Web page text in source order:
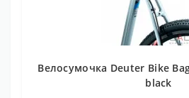
Велосумочка Deuter Bike
black